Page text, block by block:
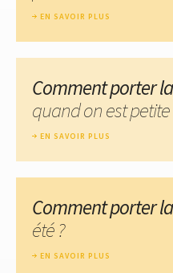
EN SAVOIR PLUS
Comment porter
quand on est petite
EN SAVOIR PLUS
Comment porter
été ?
EN SAVOIR PLUS